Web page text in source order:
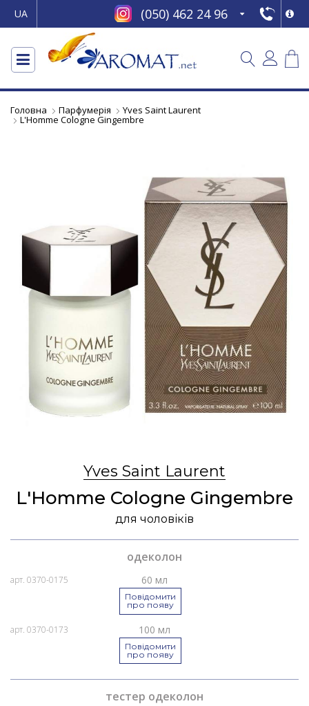
UA (050) 462 24 96
Головна Парфумерія Yves Saint Laurent
L'Homme Cologne Gingembre
Yves Saint Laurent
L'Homme Cologne Gingembre
для чоловіків
одеколон
арт. 0370-0175 60 мл
Повідомити
про появу
арт. 0370-0173 100 мл
Повідомити
про появу
тестер одеколон